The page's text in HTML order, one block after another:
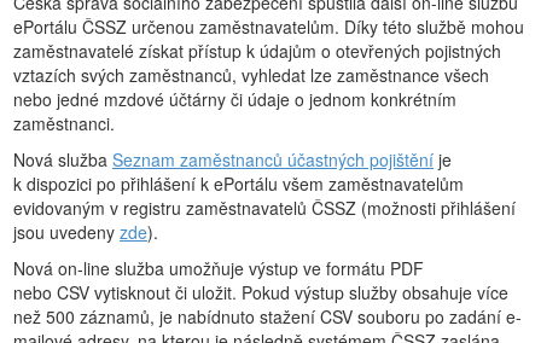
ePortálu ČSSZ určenou zaměstnavatelům. Díky této službě mohou
zaměstnavatelé získat přístup k údajům o otevřených pojistných
vztazích svých zaměstnanců, vyhledat lze zaměstnance všech
nebo jedné mzdové účtárny či údaje o jednom konkrétním
zaměstnanci.
Nová služba Seznam zaměstnanců účastných pojištění je
k dispozici po přihlášení k ePortálu všem zaměstnavatelům
evidovaným v registru zaměstnavatelů ČSSZ (možnosti přihlášení
jsou uvedeny zde).
Nová on-line služba umožňuje výstup ve formátu PDF
nebo CSV vytisknout či uložit. Pokud výstup služby obsahuje více
než 500 záznamů, je nabídnuto stažení CSV souboru po zadání e-